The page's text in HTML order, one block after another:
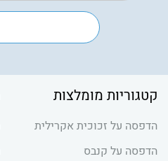
קטגוריות מומלצות
הדפסה על זכוכית אקרילית
הדפסה על קנבס